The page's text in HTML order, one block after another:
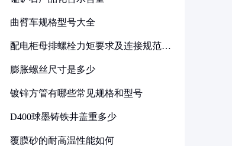
曲臂车规格型号大全
配电柜母排螺栓力矩要求及连接规范详
膨胀螺丝尺寸是多少
镀锌方管有哪些常见规格和型号
D400球墨铸铁井盖重多少
覆膜砂的耐高温性能如何